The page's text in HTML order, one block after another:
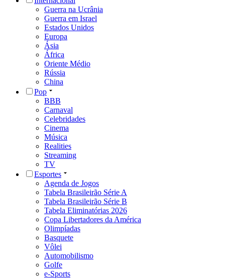
Guerra na Ucrânia
Guerra em Israel
Estados Unidos
Europa
Ásia
África
Oriente Médio
Rússia
China
Pop
BBB
Carnaval
Celebridades
Cinema
Música
Realities
Streaming
TV
Esportes
Agenda de Jogos
Tabela Brasileirão Série A
Tabela Brasileirão Série B
Tabela Eliminatórias 2026
Copa Libertadores da América
Olimpíadas
Basquete
Vôlei
Automobilismo
Golfe
e-Sports